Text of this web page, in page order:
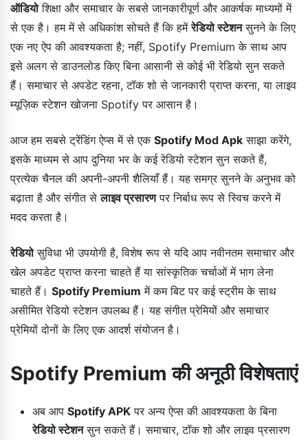
ऑडियोशिक्षा और समाचार के सबसे जानकारीपूर्ण और आकर्षक माध्यमों में
से एक है। हम में से अधिकांश सोचते हैं कि हमेंरेडियो स्टेशनसुनने के लिए
एक नए ऐप की आवश्यकता है; नहीं, Spotify Premium के साथ आप
इसे अलग से डाउनलोड किए बिना आसानी से कोई भी रेडियो सुन सकते
हैं। समाचार से अपडेट रहना, टॉक शो से जानकारी प्राप्त करना, या लाइव
म्यूज़िक स्टेशन खोजना Spotify पर आसान है।
आज हम सबसे ट्रेंडिंग ऐप्स में से एक Spotify Mod Apk साझा करेंगे,
इसके माध्यम से आप दुनिया भर के कई रेडियो स्टेशन सुन सकते हैं,
प्रत्येक चैनल की अपनी-अपनी शैलियाँ हैं। यह समग्र सुनने के अनुभव को
बढ़ाता है और संगीत सेलाइव प्रसारणपर निर्बाध रूप से स्विच करने में
मदद करता है।
रेडियोसुविधा भी उपयोगी है, विशेष रूप से यदि आप नवीनतम समाचार और
खेल अपडेट प्राप्त करना चाहते हैं या सांस्कृतिक चर्चाओं में भाग लेना
चाहते हैं। Spotify Premium में कम बिट पर कई स्ट्रीम के साथ
असीमित रेडियो स्टेशन उपलब्ध हैं। यह संगीत प्रेमियों और समाचार
प्रेमियों दोनों के लिए एक आदर्श संयोजन है।
Spotify Premium की अनूठी विशेषताएं
अब आप Spotify APK पर अन्य ऐप्स की आवश्यकता के बिना
रेडियो स्टेशनसुन सकते हैं। समाचार, टॉक शो और लाइव प्रसारण